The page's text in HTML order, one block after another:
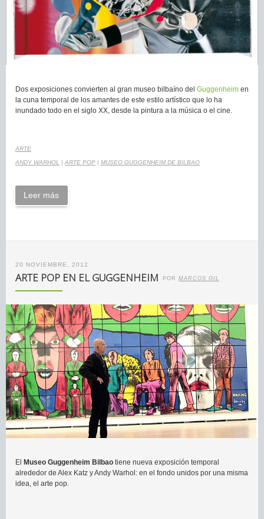
Dos exposiciones convierten al gran museo bilbaíno del Guggenheim en
la cuna temporal de los amantes de este estilo artístico que lo ha
inundado todo en el siglo XX, desde la pintura a la música o el cine.
ARTE
ANDY WARHOL | ARTE POP | MUSEO GUGGENHEIM DE BILBAO
Leer más
20 NOVIEMBRE, 2012
ARTE POP EN EL GUGGENHEIM POR MARCOS GIL
El Museo Guggenheim Bilbao tiene nueva exposición temporal
alrededor de Alex Katz y Andy Warhol: en el fondo unidos por una misma
idea, el arte pop.